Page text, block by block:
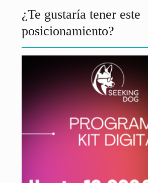
¿Te gustaría tener este
posicionamiento?